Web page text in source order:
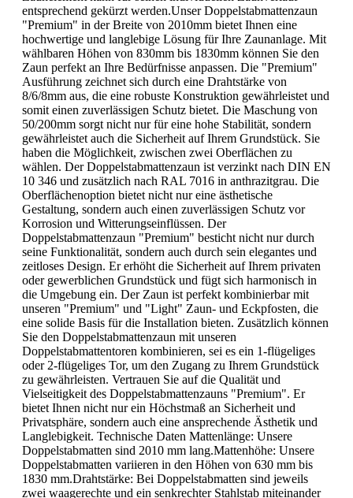
entsprechend gekürzt werden.Unser Doppelstabmattenzaun
"Premium" in der Breite von 2010mm bietet Ihnen eine
hochwertige und langlebige Lösung für Ihre Zaunanlage. Mit
wählbaren Höhen von 830mm bis 1830mm können Sie den
Zaun perfekt an Ihre Bedürfnisse anpassen. Die "Premium"
Ausführung zeichnet sich durch eine Drahtstärke von
8/6/8mm aus, die eine robuste Konstruktion gewährleistet und
somit einen zuverlässigen Schutz bietet. Die Maschung von
50/200mm sorgt nicht nur für eine hohe Stabilität, sondern
gewährleistet auch die Sicherheit auf Ihrem Grundstück. Sie
haben die Möglichkeit, zwischen zwei Oberflächen zu
wählen. Der Doppelstabmattenzaun ist verzinkt nach DIN EN
10 346 und zusätzlich nach RAL 7016 in anthrazitgrau. Die
Oberflächenoption bietet nicht nur eine ästhetische
Gestaltung, sondern auch einen zuverlässigen Schutz vor
Korrosion und Witterungseinflüssen. Der
Doppelstabmattenzaun "Premium" besticht nicht nur durch
seine Funktionalität, sondern auch durch sein elegantes und
zeitloses Design. Er erhöht die Sicherheit auf Ihrem privaten
oder gewerblichen Grundstück und fügt sich harmonisch in
die Umgebung ein. Der Zaun ist perfekt kombinierbar mit
unseren "Premium" und "Light" Zaun- und Eckpfosten, die
eine solide Basis für die Installation bieten. Zusätzlich können
Sie den Doppelstabmattenzaun mit unseren
Doppelstabmattentoren kombinieren, sei es ein 1-flügeliges
oder 2-flügeliges Tor, um den Zugang zu Ihrem Grundstück
zu gewährleisten. Vertrauen Sie auf die Qualität und
Vielseitigkeit des Doppelstabmattenzauns "Premium". Er
bietet Ihnen nicht nur ein Höchstmaß an Sicherheit und
Privatsphäre, sondern auch eine ansprechende Ästhetik und
Langlebigkeit. Technische Daten Mattenlänge: Unsere
Doppelstabmatten sind 2010 mm lang.Mattenhöhe: Unsere
Doppelstabmatten variieren in den Höhen von 630 mm bis
1830 mm.Drahtstärke: Bei Doppelstabmatten sind jeweils
zwei waagerechte und ein senkrechter Stahlstab miteinander